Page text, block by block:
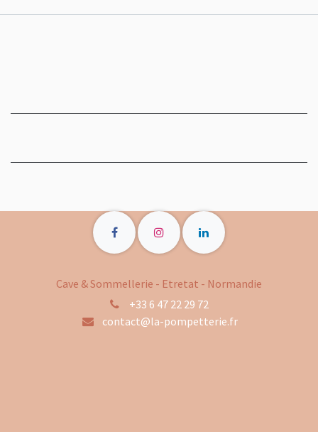
Cave & Sommellerie - Etretat - Normandie
+33 6 47 22 29 72
contact@la-pompetterie.fr